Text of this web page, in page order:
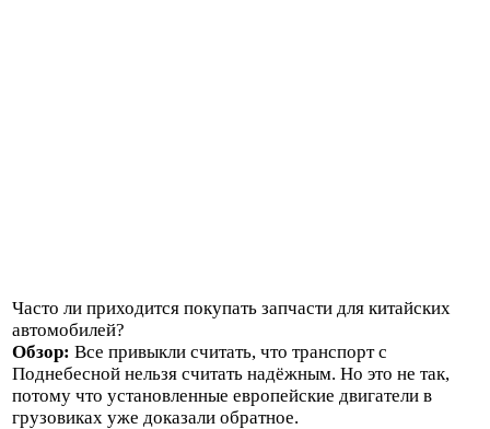
Часто ли приходится покупать запчасти для китайских
автомобилей?
Обзор: Все привыкли считать, что транспорт с
Поднебесной нельзя считать надёжным. Но это не так,
потому что установленные европейские двигатели в
грузовиках уже доказали обратное.